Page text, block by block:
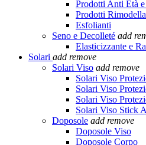
Prodotti Anti Età e
Prodotti
Esfolianti
Seno e Decolleté add
Elasticizzante e
Solari add remove
Solari Viso add remove
Solari Viso
Solari Viso
Solari Viso
Solari Viso Stick
Doposole add remove
Doposole Viso
Doposole Corpo